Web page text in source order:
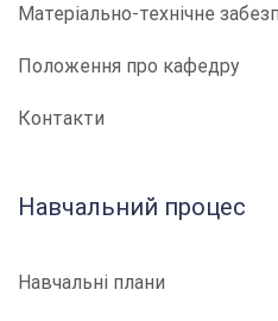
Матеріально-технічне
Положення про кафедру
Контакти
Навчальний процес
Навчальні плани